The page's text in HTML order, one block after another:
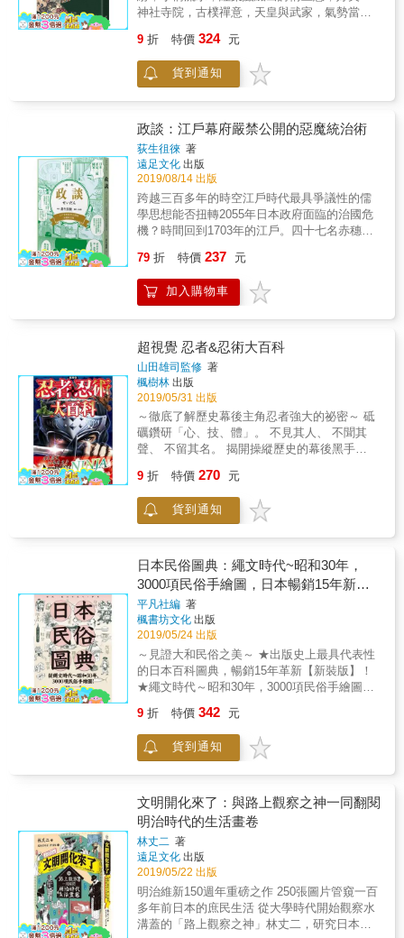
新聞》、《高知新聞》&hellip;&hellip; ◎有圖
訊，想吃美食就跟著按圖索驥吧！ 名人推薦 龍
貓大王通信 青木由香／台灣一人觀察局局長
&mdash;&mdash;好吃驚推薦 「日本不只料理
東西軍，和風生活東西方樣樣可戰！」
思想史的丸山留校擔任法學部助教，並在當時
軍部與右翼搖旗吶喊、皇國史觀盛行的環境
思想史。 本書譯自一九六一年由岩波書店初次
發行的《日本的思想》（日本の思想），係以
兩本前期丸山思想的代表作《日本政治思想史
濃縮他在之前書寫日本政治思想研究和討論當
代政治議題時提出的種種想法。 收錄在這本書
中的〈日本的思想〉、〈近代日本的思想與文
學〉、〈關於思想的應有方式〉、〈「是」與
「做」〉四篇文章，皆寫於一九五○年代後期，
該時期正是丸山再度轉向日本政治思想史研究
的時期，且開始展開他以「文化接觸」為問題
如下的問題。即何以日本在文化上是開放的，
許多文化進入日本，並成為日本的傳統，但社
會卻一直是封閉的，且可為思想座標軸的傳統
史，展開有名的「原型」（「古層」「執拗低
音」）論。即本書也可說是丸山之後思想發展
的出發點，或可理解為其原型論的序說 儘管丸
山後來的「原型」論承受許多批評，但本書在
日本獲得長期且巨大迴響的原因，正因為它有
助於理解丸山真男的論說，便可知那並非一種
單純的文化決定論、文化類型論，而是為突破
文化決定論而所做的知識上的努力。 特別收
錄：東京大學教授苅部直專題演講講稿〈民主
政治理論〉
神社寺院，古樸禪意，天皇與武家，氣勢當真
印， 那些高人氣的湖光山色，還有什麼祕密
&hellip;&hellip; 【內容簡介】 現在人氣很高的
景點，在過去都是刑場和棄屍地？ 路邊的地
明斷了豐臣家的龍脈？ 京都既是千年古都，就
有很多稀奇古怪的傳聞軼事。 熱鬧的觀光景
點，那個總讓人感到寒涼幽靜的名勝&hellip; 莊
嚴禪寂的背後，其實是妖怪、惡鬼與牠們的產
地！ 你認為的京都風雅，真實的一面，竟是由
愛恨情仇所構建， 癡纏糾葛的歷史事件、恩怨
情節，都曾經在此處逐一上演。 【本書特色】
穿越時空，京都靈異直結 ✮ 神鬼鬥智，異相傳
說盡現 將京都當地，各種妖魔、怨靈，甚至是
西方人士鐘愛的日本古都，其實藏有很多靈
異、邪門的軼事。
9 折 特價 324 元
貨到通知
政談：江戶幕府嚴禁公開的惡魔統治術
荻生徂徠 著
遠足文化 出版
2019/08/14 出版
跨越三百多年的時空江戶時代最具爭議性的儒
學思想能否扭轉2055年日本政府面臨的治國危
機？時間回到1703年的江戶。四十七名赤穗浪
「忠臣藏」事件。事後，朝內有人認為浪士的
復仇是陰謀，相反地，也有人認為這是他們忠
肝義膽的表現。江戶幕府對赤穗浪士的處置進
們帶著榮譽受切腹之刑，此事順利告終。相對
於當時儒學主流中的朱子學，著重在討論每一
個人的善與惡，現實主義者荻生徂徠重視的並
非個人的善惡，而是每一個人在社會上如何發
揮功能。被視為惡魔統治術的《政談》由於爭
議性過高，在當時遭到嚴格封鎖，至幕府倒臺
之前都未曾公開。經過三百多年後，來到2055
年的東京。日本政府在面臨人口減少、產業衰
退等危機之下，選擇將擬定政策的重責大任委
徠）處理，因而陸續實施了「同產業的從業人
員遷居同一區」、「禁止無業」等多種令人訝
異的政策。透過毫無人性、內建三百多年前經
典的冰冷機器，施行與早年蘇聯、中國無異的
政策，這究竟是高明的治國利器，還是助長社
會主義燎原的狂風？本書特色：★ 看漫畫一口
氣讀完必知的人類智慧，輕鬆理解四千年文
明！★ 日本講談社暢銷漫畫學術文庫，台灣隆
重登場★ 透過科幻手法闡釋難懂的江戶時代儒
學，直視人類的存在根源
79 折 特價 237 元
加入購物車
超視覺 忍者&忍術大百科
山田雄司監修 著
楓樹林 出版
2019/05/31 出版
～徹底了解歷史幕後主角忍者強大的祕密～ 砥
礪鑽研「心、技、體」。 不見其人、 不聞其
聲、 不留其名。 揭開操縱歷史的幕後黑手
乃是密不可分的存在， 甚至有人認為，忍者可
說是日本歷史的幕後黑手。 活躍於戰國時期的
忍者名門「伊賀」與「佐賀」、 用忍術吞掉一
「鬼半藏」的服部半藏、 還有帶領女忍訓練學
校的「忘月千代女」&hellip;&hellip; 本書從忍
者的定義開始從頭娓娓談起， 鉅細靡遺刊載忍
者的歷史、思想、生活、修行、工作等祕辛。
針對【忍器】、【忍術】、【忍者集團】搭配
豐富圖片資料具體解說， 並刊載活躍於歷史的
知名忍者＆虛構故事的強大忍者知名事蹟。 分
為4大章節，抽絲剝繭揭開操縱日本歷史的幕後
黑手&mdash;&mdash;忍者的神祕面紗！ 【第
1章 忍者的樣貌、道具】 從忍者的裝束、姿
等武器， 豐富照片與文字詳細說明忍者的裝
備，介紹未曾見過的驚人忍具！ 【第2章
心、技、體】 在漫畫、卡通中出現過的「忍
無論任何狀況下都能死裡逃生的「體術」， 分
「心、技、體」三部分，逐一解說忍者生存必
備技能！ 【第3章 檯面下的激戰】 說起忍
者，必定會想到「甲賀」、「伊賀」等名家，
其他像是「風魔黨」、「黑脛巾組」、「真田
眾等」忍者集團也不容小覷。 詳細介紹遍布全
日本的忍者集團及其知名事蹟。 【第4章 忍
者列傳】 史實中具代表性的忍者17名，以及電
9 折 特價 270 元
貨到通知
日本民俗圖典：繩文時代~昭和30年，
3000項民俗手繪圖，日本暢銷15年新裝
上市！
平凡社編 著
楓書坊文化 出版
2019/05/24 出版
～見證大和民俗之美～ ★出版史上最具代表性
的日本百科圖典，暢銷15年革新【新裝版】！
★繩文時代～昭和30年，3000項民俗手繪圖，
族工藝技術流變，宛若日本版《天工開物》！
本圖典為曾存在於日本歷史上〈萬物〉的外形
與名稱。 收錄自繩文時代～昭和30年，2300年
中通過3000張古樸而細緻的手繪插圖， 追溯日
本人的生活趣味和綿延千年的習俗： ．民間習
俗（曆祭、異界、學書）、 ．科技工藝（鐵
道、車馬、軍事）、 ．生活百態（身體、文
樣、歌舞） 我們能從圖典中的9個章節， 看見
日本人民對生活的觀察和對應自然研發的技
術， 以及蘊含其中的美學智慧。 其中「鐘
錶」、「自行車」、「鋼筆」等傳統手工藝至
今仍是獨到的科技， 人們同樣運用「生辰」、
9 折 特價 342 元
貨到通知
文明開化來了：與路上觀察之神一同翻閱
明治時代的生活畫卷
林丈二 著
遠足文化 出版
2019/05/22 出版
明治維新150週年重磅之作 250張圖片管窺一百
多年前日本的庶民生活 從大學時代開始觀察水
溝蓋的「路上觀察之神」林丈二，研究日本明